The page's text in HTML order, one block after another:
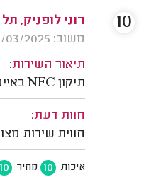
רוני לופניק,
משוב: 17/03/2025
תיאור השירות:
תיקון NFC באייפון 11 בבית הלקוחה.
חוות דעת:
חווית שירות
איכות 10 מחיר 10
10